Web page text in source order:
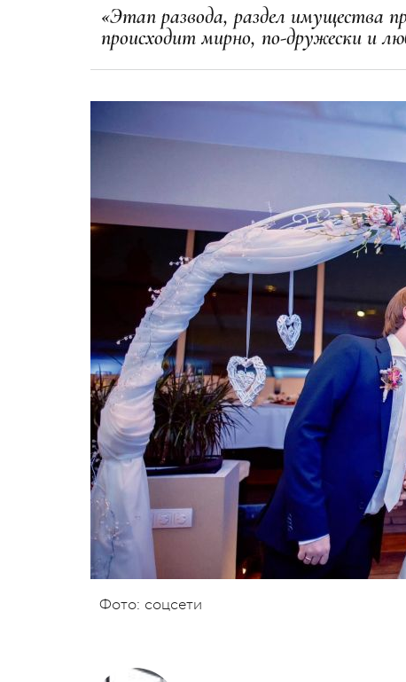
«Этап развода, раздел имущества
происходит мирно, по-дружески и
Фото: соцсети